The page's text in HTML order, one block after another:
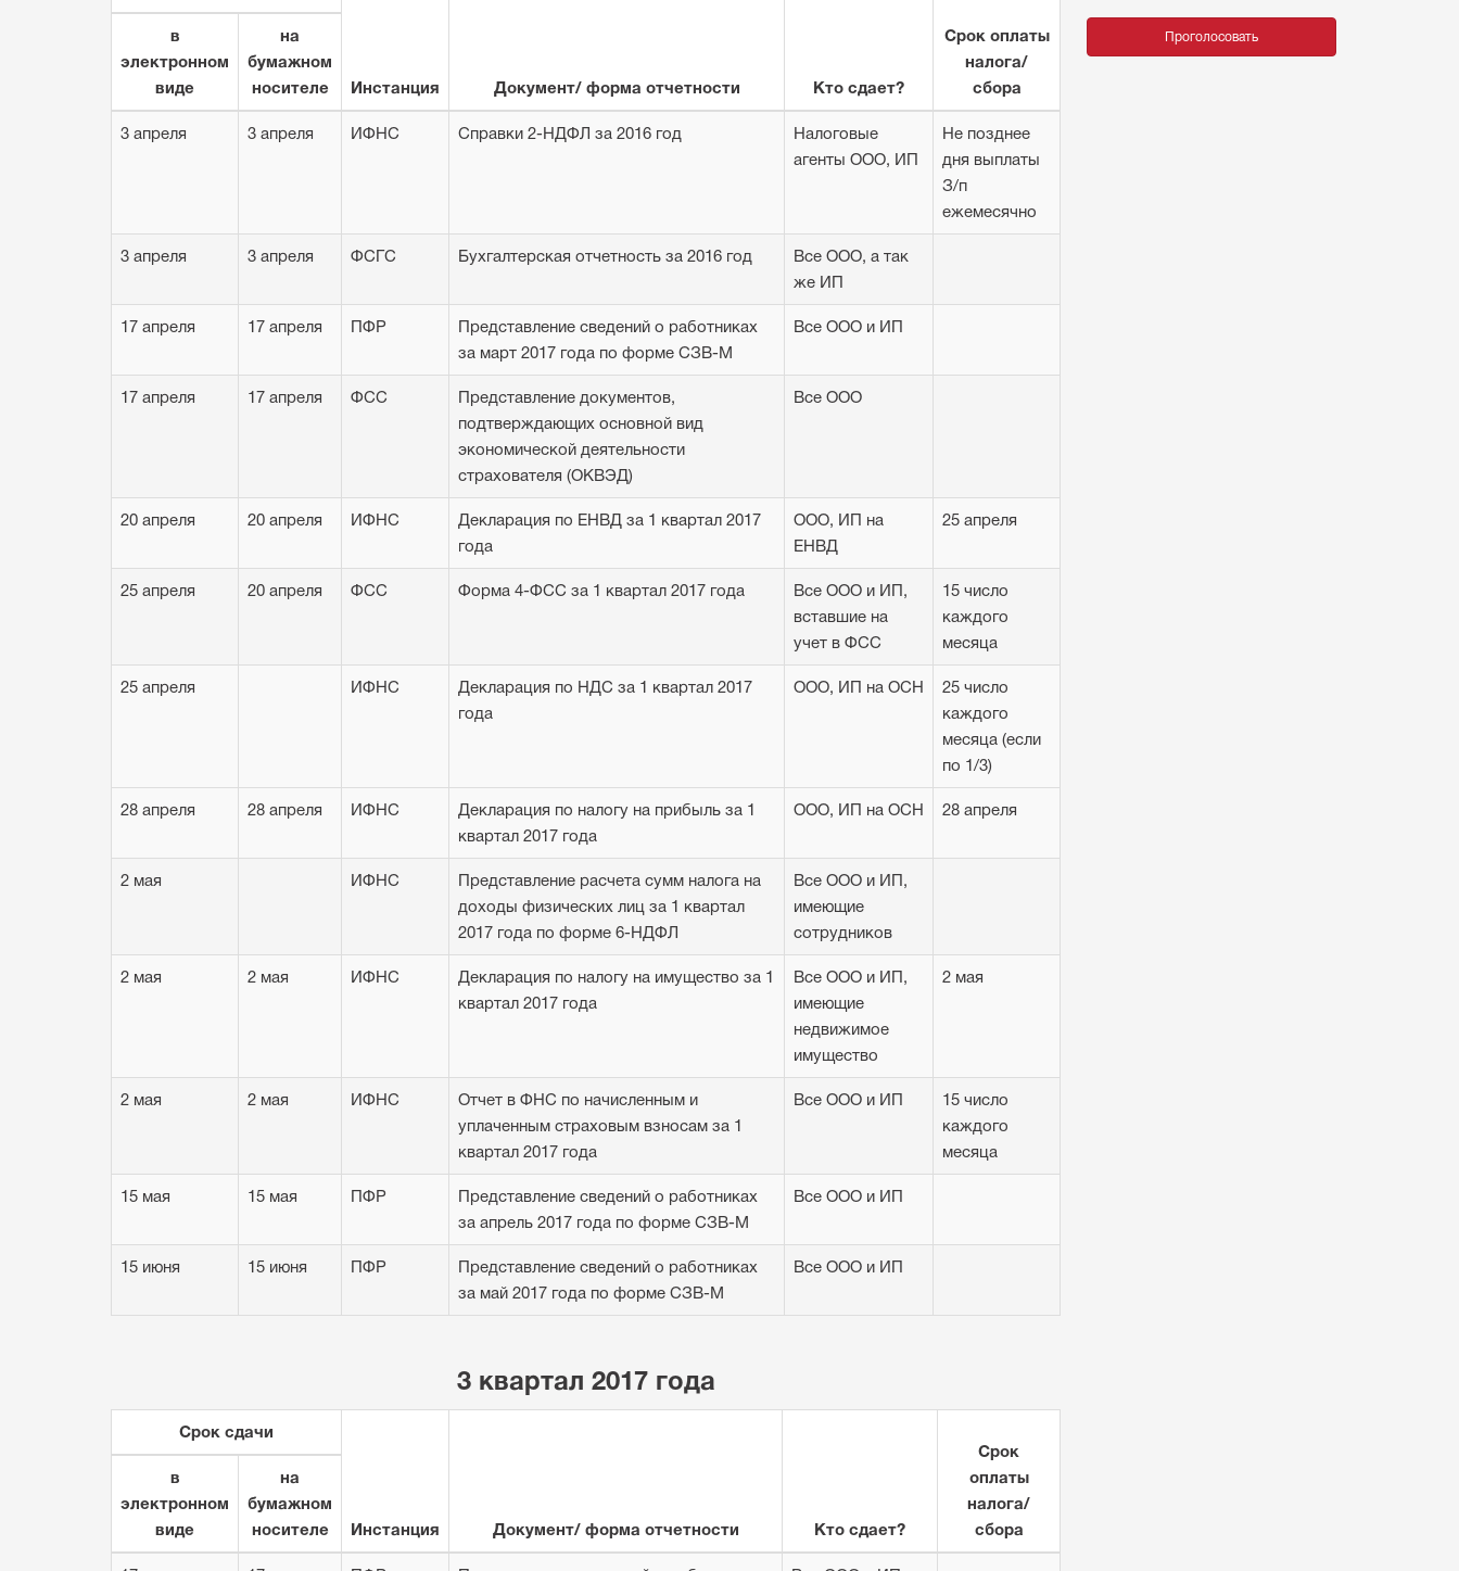
Инстанция Документ/ форма отчетности Кто сдает?
Срок оплаты
налога/
сбора
в
электронном
виде
на
бумажном
носителе
3 апреля 3 апреля ИФНС Справки 2-НДФЛ за 2016 год
Налоговые
агенты ООО, ИП
Не позднее
дня выплаты
З/п
ежемесячно
3 апреля 3 апреля ФСГС Бухгалтерская отчетность за 2016 год
Все ООО, а так
же ИП
17 апреля 17 апреля ПФР
Представление сведений о работниках
за март 2017 года по форме СЗВ-М
Все ООО и ИП
17 апреля 17 апреля ФCC
Представление документов,
подтверждающих основной вид
экономической деятельности
страхователя (ОКВЭД)
Все ООО
20 апреля 20 апреля ИФНС
Декларация по ЕНВД за 1 квартал 2017
года
ООО, ИП на
ЕНВД
25 апреля
25 апреля 20 апреля ФCC Форма 4-ФСС за 1 квартал 2017 года
Все ООО и ИП,
вставшие на
учет в ФСС
15 число
каждого
месяца
25 апреля ИФНС
Декларация по НДС за 1 квартал 2017
года
ООО, ИП на ОСН
25 число
каждого
месяца (если
по 1/3)
28 апреля 28 апреля ИФНС
Декларация по налогу на прибыль за 1
квартал 2017 года
ООО, ИП на ОСН 28 апреля
2 мая ИФНС
Представление расчета сумм налога на
доходы физических лиц за 1 квартал
2017 года по форме 6-НДФЛ
Все ООО и ИП,
имеющие
сотрудников
2 мая 2 мая ИФНС
Декларация по налогу на имущество за 1
квартал 2017 года
Все ООО и ИП,
имеющие
недвижимое
имущество
2 мая
2 мая 2 мая ИФНС
Отчет в ФНС по начисленным и
уплаченным страховым взносам за 1
квартал 2017 года
Все ООО и ИП
15 число
каждого
месяца
15 мая 15 мая ПФР
Представление сведений о работниках
за апрель 2017 года по форме СЗВ-М
Все ООО и ИП
15 июня 15 июня ПФР
Представление сведений о работниках
за май 2017 года по форме СЗВ-М
Все ООО и ИП
3 квартал 2017 года
Срок сдачи
Инстанция Документ/ форма отчетности Кто сдает?
Срок
оплаты
налога/
сбора
в
электронном
виде
на
бумажном
носителе
Проголосовать